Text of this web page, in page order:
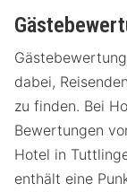
dabei,
zu finden. Bei
Bewertungen
Hotel in
enthält eine